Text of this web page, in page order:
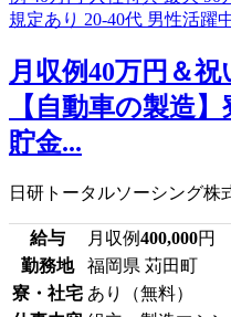
月収例40万円＆祝
【自動車の製造
貯金...
日研トータルソーシング株
給与 月収例400,000円
勤務地
福岡県 苅田町
寮・社宅 あり（無料）